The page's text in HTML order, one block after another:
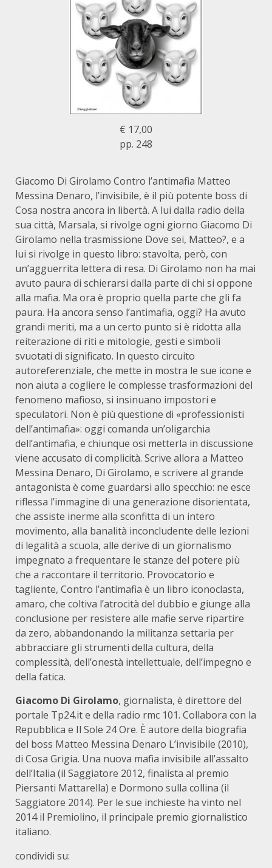
€ 17,00
pp. 248
Giacomo Di Girolamo Contro l’antimafia Matteo
Messina Denaro, l’invisibile, è il più potente boss di
Cosa nostra ancora in libertà. A lui dalla radio della
sua città, Marsala, si rivolge ogni giorno Giacomo Di
Girolamo nella trasmissione Dove sei, Matteo?, e a
lui si rivolge in questo libro: stavolta, però, con
un’agguerrita lettera di resa. Di Girolamo non ha mai
avuto paura di schierarsi dalla parte di chi si oppone
alla mafia. Ma ora è proprio quella parte che gli fa
paura. Ha ancora senso l’antimafia, oggi? Ha avuto
grandi meriti, ma a un certo punto si è ridotta alla
reiterazione di riti e mitologie, gesti e simboli
svuotati di significato. In questo circuito
autoreferenziale, che mette in mostra le sue icone e
non aiuta a cogliere le complesse trasformazioni del
fenomeno mafioso, si insinuano impostori e
speculatori. Non è più questione di «professionisti
dell’antimafia»: oggi comanda un’oligarchia
dell’antimafia, e chiunque osi metterla in discussione
viene accusato di complicità. Scrive allora a Matteo
Messina Denaro, Di Girolamo, e scrivere al grande
antagonista è come guardarsi allo specchio: ne esce
riflessa l’immagine di una generazione disorientata,
che assiste inerme alla sconfitta di un intero
movimento, alla banalità inconcludente delle lezioni
di legalità a scuola, alle derive di un giornalismo
impegnato a frequentare le stanze del potere più
che a raccontare il territorio. Provocatorio e
tagliente, Contro l’antimafia è un libro iconoclasta,
amaro, che coltiva l’atrocità del dubbio e giunge alla
conclusione per resistere alle mafie serve ripartire
da zero, abbandonando la militanza settaria per
abbracciare gli strumenti della cultura, della
complessità, dell’onestà intellettuale, dell’impegno e
della fatica.
Giacomo Di Girolamo, giornalista, è direttore del
portale Tp24.it e della radio rmc 101. Collabora con la
Repubblica e Il Sole 24 Ore. È autore della biografia
del boss Matteo Messina Denaro L’invisibile (2010),
di Cosa Grigia. Una nuova mafia invisibile all’assalto
dell’Italia (il Saggiatore 2012, finalista al premio
Piersanti Mattarella) e Dormono sulla collina (il
Saggiatore 2014). Per le sue inchieste ha vinto nel
2014 il Premiolino, il principale premio giornalistico
italiano.
condividi su: